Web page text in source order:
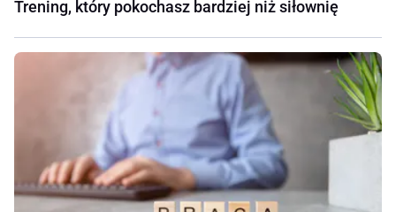
Trening, który pokochasz bardziej niż siłownię